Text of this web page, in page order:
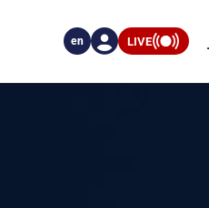
LIVE
en